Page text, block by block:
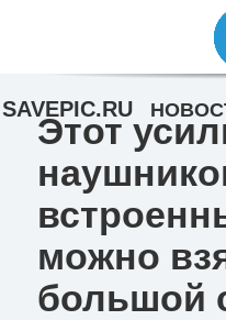
Этот
можно
большой
SAVEPIC.RU